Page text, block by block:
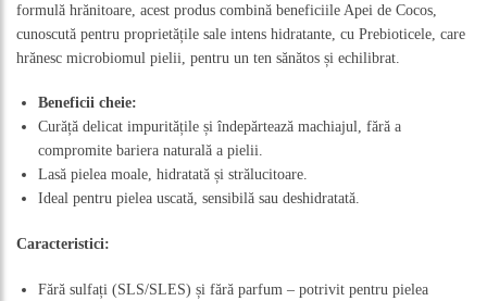
formulă hrănitoare, acest produs combină beneficiile Apei de Cocos,
cunoscută pentru proprietățile sale intens hidratante, cu Prebioticele, care
hrănesc microbiomul pielii, pentru un ten sănătos și echilibrat.
Beneficii cheie:
Curăță delicat impuritățile și îndepărtează machiajul, fără a
compromite bariera naturală a pielii.
Lasă pielea moale, hidratată și strălucitoare.
Ideal pentru pielea uscată, sensibilă sau deshidratată.
Caracteristici:
Fără sulfați (SLS/SLES) și fără parfum – potrivit pentru pielea